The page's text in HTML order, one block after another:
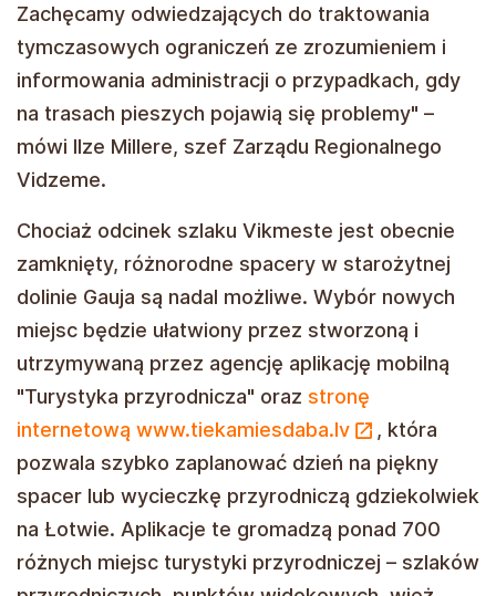
Zachęcamy odwiedzających do traktowania
tymczasowych ograniczeń ze zrozumieniem i
informowania administracji o przypadkach, gdy
na trasach pieszych pojawią się problemy" –
mówi Ilze Millere, szef Zarządu Regionalnego
Vidzeme.
Chociaż odcinek szlaku Vikmeste jest obecnie
zamknięty, różnorodne spacery w starożytnej
dolinie Gauja są nadal możliwe. Wybór nowych
miejsc będzie ułatwiony przez stworzoną i
utrzymywaną przez agencję aplikację mobilną
"Turystyka przyrodnicza" oraz stronę
internetową www.tiekamiesdaba.lv
, która
pozwala szybko zaplanować dzień na piękny
spacer lub wycieczkę przyrodniczą gdziekolwiek
na Łotwie. Aplikacje te gromadzą ponad 700
różnych miejsc turystyki przyrodniczej – szlaków